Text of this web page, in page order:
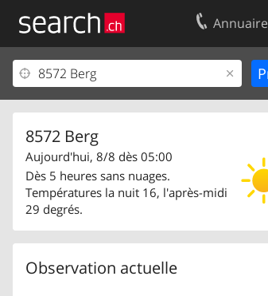
Annuaire
8572 Berg
Aujourd'hui, 8/8 dès 05:00
Dès 5 heures sans nuages.
Températures la nuit 16, l'après-midi
29 degrés.
Observation actuelle
Votre inscription
Centre clients